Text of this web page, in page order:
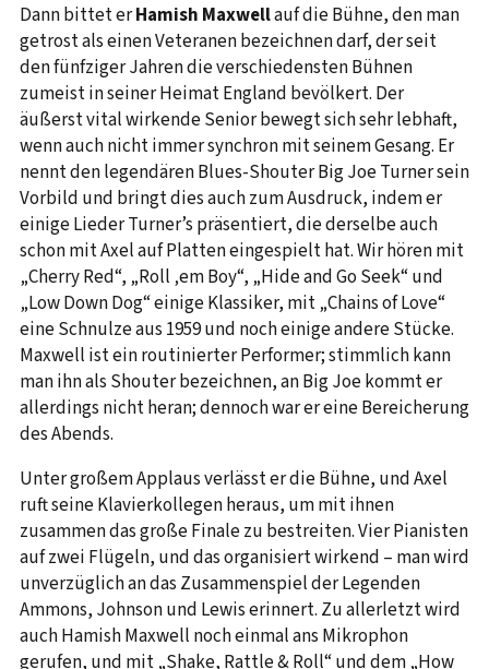
Dann bittet erHamish Maxwellauf die Bühne, den man
getrost als einen Veteranen bezeichnen darf, der seit
den fünfziger Jahren die verschiedensten Bühnen
zumeist in seiner Heimat England bevölkert. Der
äußerst vital wirkende Senior bewegt sich sehr lebhaft,
wenn auch nicht immer synchron mit seinem Gesang. Er
nennt den legendären Blues-Shouter Big Joe Turner sein
Vorbild und bringt dies auch zum Ausdruck, indem er
einige Lieder Turner’s präsentiert, die derselbe auch
schon mit Axel auf Platten eingespielt hat. Wir hören mit
„Cherry Red“, „Roll ‚em Boy“, „Hide and Go Seek“ und
„Low Down Dog“ einige Klassiker, mit „Chains of Love“
eine Schnulze aus 1959 und noch einige andere Stücke.
Maxwell ist ein routinierter Performer; stimmlich kann
man ihn als Shouter bezeichnen, an Big Joe kommt er
allerdings nicht heran; dennoch war er eine Bereicherung
des Abends.
Unter großem Applaus verlässt er die Bühne, und Axel
ruft seine Klavierkollegen heraus, um mit ihnen
zusammen das große Finale zu bestreiten. Vier Pianisten
auf zwei Flügeln, und das organisiert wirkend – man wird
unverzüglich an das Zusammenspiel der Legenden
Ammons, Johnson und Lewis erinnert. Zu allerletzt wird
auch Hamish Maxwell noch einmal ans Mikrophon
gerufen, und mit „Shake, Rattle & Roll“ und dem „How